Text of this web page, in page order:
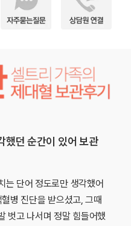
던 순간이 있어 보관
단어 정도로만 생각했어
병 진단을 받으셨고, 그때
고 나서며 정말 힘들어했